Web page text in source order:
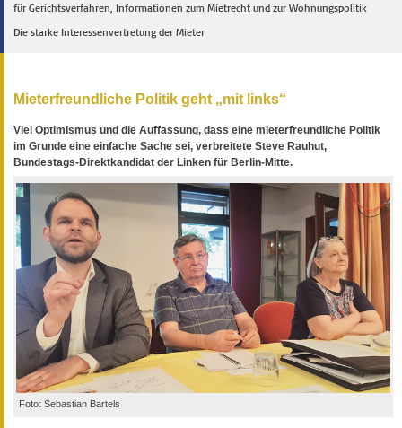
für Gerichtsverfahren, Informationen zum Mietrecht und zur Wohnungspolitik
Die starke Interessenvertretung der Mieter
Mieterfreundliche Politik geht „mit links“
Viel Optimismus und die Auffassung, dass eine mieterfreundliche Politik
im Grunde eine einfache Sache sei, verbreitete Steve Rauhut,
Bundestags-Direktkandidat der Linken für Berlin-Mitte.
Foto: Sebastian Bartels